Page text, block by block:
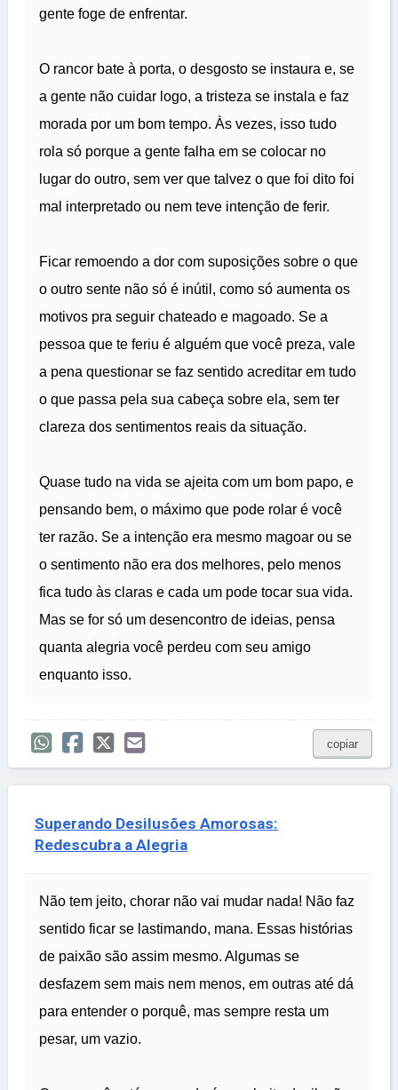
gente foge de enfrentar.
O rancor bate à porta, o desgosto se instaura e, se
a gente não cuidar logo, a tristeza se instala e faz
morada por um bom tempo. Às vezes, isso tudo
rola só porque a gente falha em se colocar no
lugar do outro, sem ver que talvez o que foi dito foi
mal interpretado ou nem teve intenção de ferir.
Ficar remoendo a dor com suposições sobre o que
o outro sente não só é inútil, como só aumenta os
motivos pra seguir chateado e magoado. Se a
pessoa que te feriu é alguém que você preza, vale
a pena questionar se faz sentido acreditar em tudo
o que passa pela sua cabeça sobre ela, sem ter
clareza dos sentimentos reais da situação.
Quase tudo na vida se ajeita com um bom papo, e
pensando bem, o máximo que pode rolar é você
ter razão. Se a intenção era mesmo magoar ou se
o sentimento não era dos melhores, pelo menos
fica tudo às claras e cada um pode tocar sua vida.
Mas se for só um desencontro de ideias, pensa
quanta alegria você perdeu com seu amigo
enquanto isso.
copiar
Superando Desilusões Amorosas:
Redescubra a Alegria
Não tem jeito, chorar não vai mudar nada! Não faz
sentido ficar se lastimando, mana. Essas histórias
de paixão são assim mesmo. Algumas se
desfazem sem mais nem menos, em outras até dá
para entender o porquê, mas sempre resta um
pesar, um vazio.